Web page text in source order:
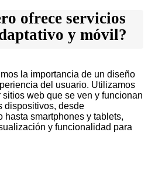
ofrece servicios
y móvil?
la importancia de un diseño
del usuario. Utilizamos
web que se ven y funcionan
dispositivos, desde
hasta smartphones y tablets,
y funcionalidad para